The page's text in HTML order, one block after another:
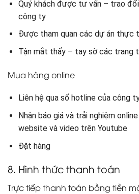
Quý khách được tư vấn – trao
công ty
Được tham quan các dự án thực
Tận mắt thấy – tay sờ các trang
Mua hàng online
Liên hệ qua số hotline của công
Nhận báo giá và trải nghiệm
website và video trên Youtube
Đặt hàng
8. Hình thức thanh toán
Trực tiếp thanh toán bằng tiền